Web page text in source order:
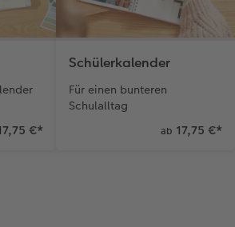
& Hilfe
Grußkarte
myPhotos
Geschenkgutschein
myPhotos
€*
Schülerkalender
Für einen bunteren
Schulalltag
ab 17,75 €*